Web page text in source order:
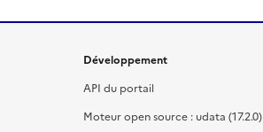
Développement
API du portail
Moteur open source : udata (17.2.0)